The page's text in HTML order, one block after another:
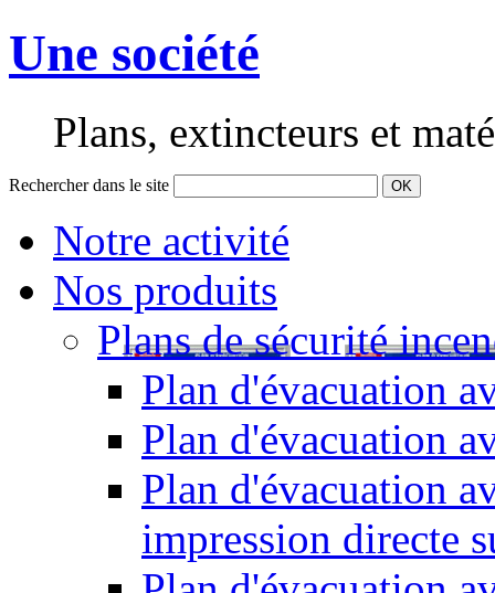
Une société
Plans, extincteurs et
Rechercher dans le site OK
Notre activité
Nos produits
Plans de sécurité
Plan d'évacuation
Plan d'évacuation
Plan d'évacuation
impression directe